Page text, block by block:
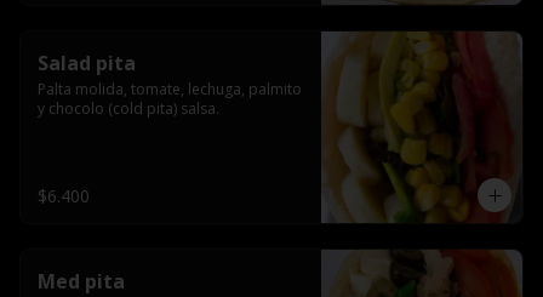
Salad pita
Palta molida, tomate, lechuga, palmito
y chocolo (cold pita) salsa.
$6.400
Med pita